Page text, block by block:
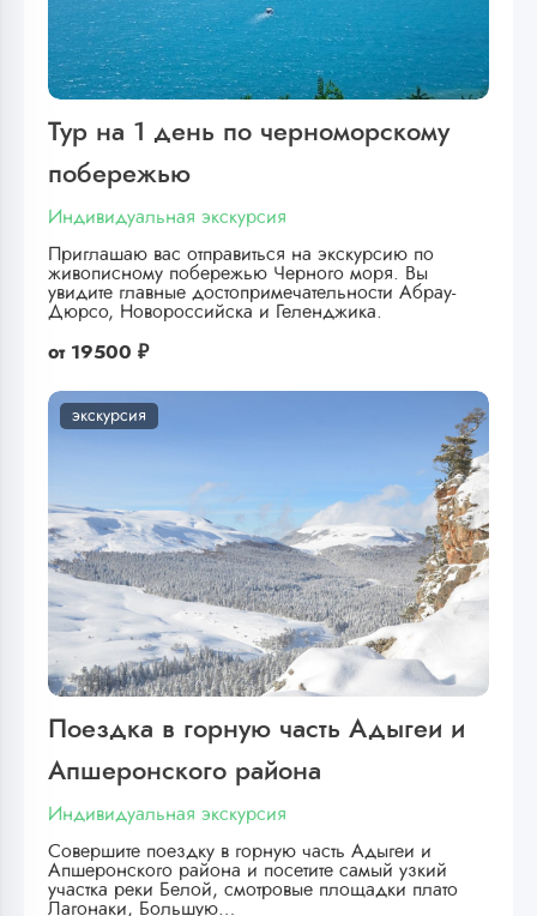
Тур на 1 день по черноморскому
побережью
Индивидуальная экскурсия
Приглашаю вас отправиться на экскурсию по
живописному побережью Черного моря. Вы
увидите главные достопримечательности Абрау-
Дюрсо, Новороссийска и Геленджика.
от 19500 ₽
экскурсия
Поездка в горную часть Адыгеи и
Апшеронского района
Индивидуальная экскурсия
Совершите поездку в горную часть Адыгеи и
Апшеронского района и посетите самый узкий
участка реки Белой, смотровые площадки плато
Лагонаки, Большую…